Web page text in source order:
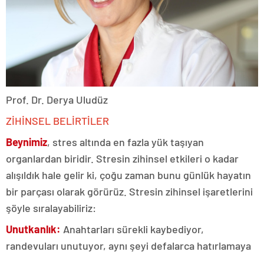
Prof. Dr. Derya Uludüz
ZİHİNSEL BELİRTİLER
Beynimiz, stres altında en fazla yük taşıyan
organlardan biridir. Stresin zihinsel etkileri o kadar
alışıldık hale gelir ki, çoğu zaman bunu günlük hayatın
bir parçası olarak görürüz. Stresin zihinsel işaretlerini
şöyle sıralayabiliriz:
Unutkanlık: Anahtarları sürekli kaybediyor,
randevuları unutuyor, aynı şeyi defalarca hatırlamaya